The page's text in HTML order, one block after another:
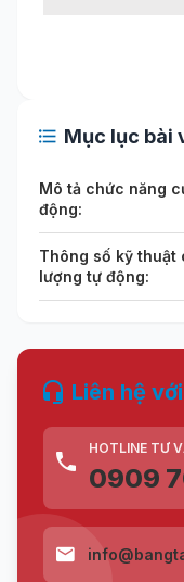
Mục lục bài
Mô tả chức năng
động:
Thông số kỹ thuật
lượng tự động:
Liên hệ
HOTLINE TƯ
0909